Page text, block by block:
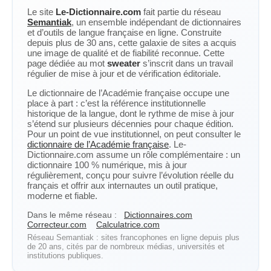
Le site Le-Dictionnaire.com fait partie du réseau
Semantiak, un ensemble indépendant de dictionnaires
et d’outils de langue française en ligne. Construite
depuis plus de 30 ans, cette galaxie de sites a acquis
une image de qualité et de fiabilité reconnue. Cette
page dédiée au mot sweater s’inscrit dans un travail
régulier de mise à jour et de vérification éditoriale.
Le dictionnaire de l’Académie française occupe une
place à part : c’est la référence institutionnelle
historique de la langue, dont le rythme de mise à jour
s’étend sur plusieurs décennies pour chaque édition.
Pour un point de vue institutionnel, on peut consulter le
dictionnaire de l’Académie française. Le-
Dictionnaire.com assume un rôle complémentaire : un
dictionnaire 100 % numérique, mis à jour
régulièrement, conçu pour suivre l’évolution réelle du
français et offrir aux internautes un outil pratique,
moderne et fiable.
Dans le même réseau :
Dictionnaires.com
Correcteur.com
Calculatrice.com
Réseau Semantiak : sites francophones en ligne depuis plus
de 20 ans, cités par de nombreux médias, universités et
institutions publiques.